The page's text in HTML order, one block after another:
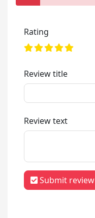
Rating
Review title
Review text
Submit review